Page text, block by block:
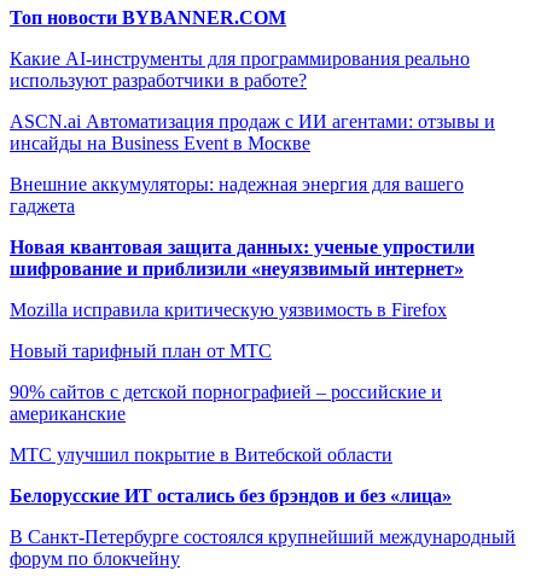
Топ новости BYBANNER.COM
Какие AI-инструменты для программирования реально
используют разработчики в работе?
ASCN.ai Автоматизация продаж с ИИ агентами: отзывы и
инсайды на Business Event в Москве
Внешние аккумуляторы: надежная энергия для вашего
гаджета
Новая квантовая защита данных: ученые упростили
шифрование и приблизили «неуязвимый интернет»
Mozilla исправила критическую уязвимость в Firefox
Новый тарифный план от МТС
90% сайтов с детской порнографией – российские и
американские
МТС улучшил покрытие в Витебской области
Белорусские ИТ остались без брэндов и без «лица»
В Санкт-Петербурге состоялся крупнейший международный
форум по блокчейну